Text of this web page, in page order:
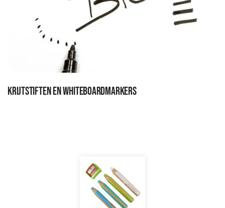
Krijtstiften en whiteboardmarkers